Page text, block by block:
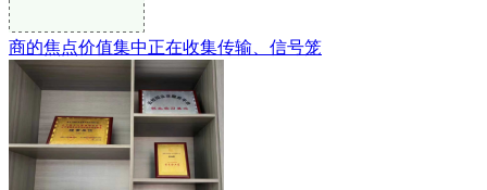
商的焦点价值集中正在收集传输、信号笼